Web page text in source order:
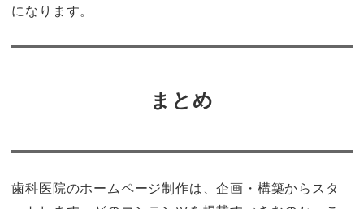
になります。
まとめ
歯科医院のホームページ制作は、企画・構築からスタ